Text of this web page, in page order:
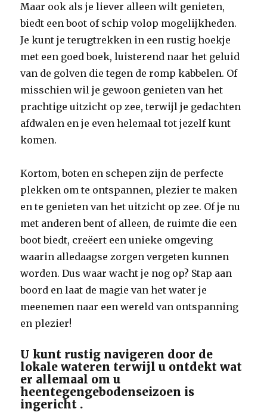
Maar ook als je liever alleen wilt genieten,
biedt een boot of schip volop mogelijkheden.
Je kunt je terugtrekken in een rustig hoekje
met een goed boek, luisterend naar het geluid
van de golven die tegen de romp kabbelen. Of
misschien wil je gewoon genieten van het
prachtige uitzicht op zee, terwijl je gedachten
afdwalen en je even helemaal tot jezelf kunt
komen.
Kortom, boten en schepen zijn de perfecte
plekken om te ontspannen, plezier te maken
en te genieten van het uitzicht op zee. Of je nu
met anderen bent of alleen, de ruimte die een
boot biedt, creëert een unieke omgeving
waarin alledaagse zorgen vergeten kunnen
worden. Dus waar wacht je nog op? Stap aan
boord en laat de magie van het water je
meenemen naar een wereld van ontspanning
en plezier!
U kunt rustig navigeren door de
lokale wateren terwijl u ontdekt wat
er allemaal om u
heentegengebodenseizoen is
ingericht .